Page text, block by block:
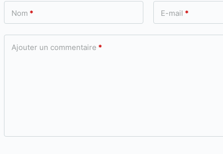
Nom * E-mail *
Ajouter un commentaire *